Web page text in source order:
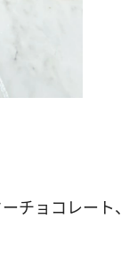
チョコレート、